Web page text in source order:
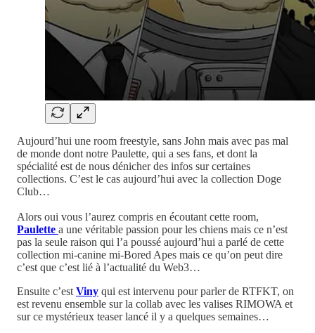
Aujourd’hui une room freestyle, sans John mais avec pas mal
de monde dont notre Paulette, qui a ses fans, et dont la
spécialité est de nous dénicher des infos sur certaines
collections. C’est le cas aujourd’hui avec la collection Doge
Club…
Alors oui vous l’aurez compris en écoutant cette room,
Paulette a une véritable passion pour les chiens mais ce n’est
pas la seule raison qui l’a poussé aujourd’hui a parlé de cette
collection mi-canine mi-Bored Apes mais ce qu’on peut dire
c’est que c’est lié à l’actualité du Web3…
Ensuite c’est Viny qui est intervenu pour parler de RTFKT, on
est revenu ensemble sur la collab avec les valises RIMOWA et
sur ce mystérieux teaser lancé il y a quelques semaines…